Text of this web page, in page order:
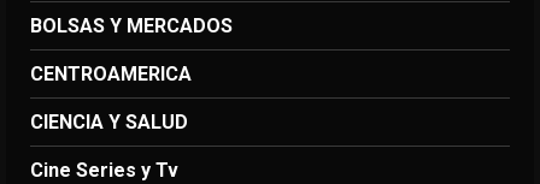
BOLSAS Y MERCADOS
CENTROAMERICA
CIENCIA Y SALUD
Cine Series y Tv